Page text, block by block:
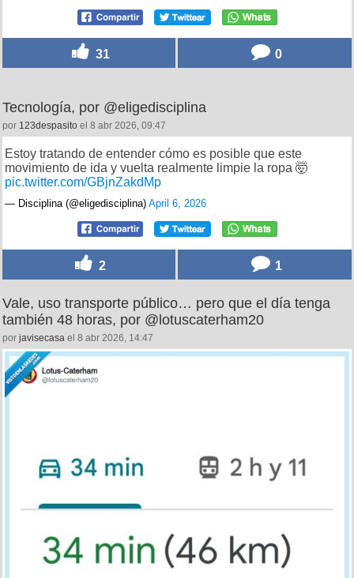
31 0
Tecnología, por @eligedisciplina
por 123despasito el 8 abr 2026, 09:47
Estoy tratando de entender cómo es posible que este
movimiento de ida y vuelta realmente limpie la ropa 🤯
pic.twitter.com/GBjnZakdMp
— Disciplina (@eligedisciplina) April 6, 2026
2 1
Vale, uso transporte público… pero que el día tenga
también 48 horas, por @lotuscaterham20
por javisecasa el 8 abr 2026, 14:47